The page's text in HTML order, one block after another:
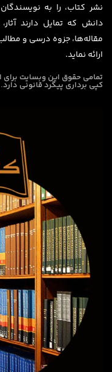
نشر کتاب، را به
دانش که تمایل دارند آثار،
مقاله‌ها، جزوه درسی و
ارائه نماید.
تمامی حقوق این وبسایت برای
کپی برداری پیگرد قانونی دارد.